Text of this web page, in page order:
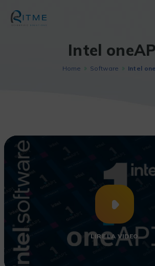
content
Intel
Home Software Intel
LIRE LA VIDEO